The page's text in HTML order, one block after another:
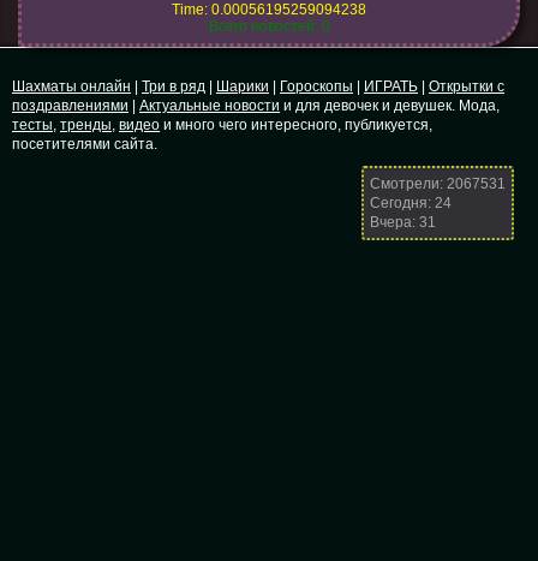
Time: 0.00056195259094238
Всего новостей: 0
Шахматы онлайн Три в ряд Шарики Гороскопы ИГРАТЬ
Открытки с
поздравлениями
Актуальные новости и для девочек и девушек. Мода,
тесты, тренды, видео и много чего интересного, публикуется,
посетителями сайта.
Смотрели: 2067531
Сегодня: 24
Вчера: 31